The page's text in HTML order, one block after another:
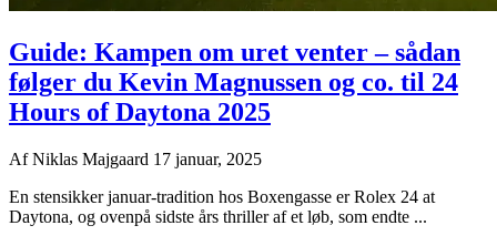
Guide: Kampen om uret venter – sådan
følger du Kevin Magnussen og co. til 24
Hours of Daytona 2025
AfNiklas Majgaard 17 januar, 2025
En stensikker januar-tradition hos Boxengasse er Rolex 24 at
Daytona, og ovenpå sidste års thriller af et løb, som endte ...